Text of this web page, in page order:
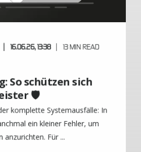
16.06.26, 13:38 13 MIN READ
So schützen sich
🛡️
komplette Systemausfälle: In
ein kleiner Fehler, um
anzurichten. Für ...